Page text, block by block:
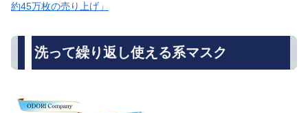
約45万枚の売り上げ」
洗って繰り返し使える系マスク